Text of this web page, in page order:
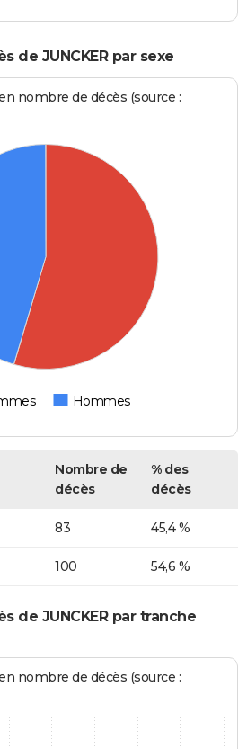
de JUNCKER par sexe
nombre de décès (source :
Hommes
Nombre de
décès
% des
décès
83 45,4 %
100 54,6 %
de JUNCKER par tranche
nombre de décès (source :